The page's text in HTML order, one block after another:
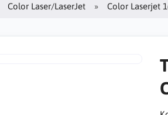
Color Laser/LaserJet Color Laserjet